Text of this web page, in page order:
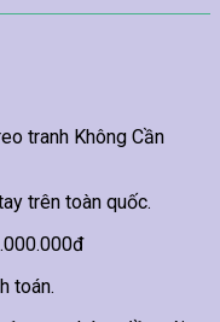
tranh Không Cần
trên toàn quốc.
toán.